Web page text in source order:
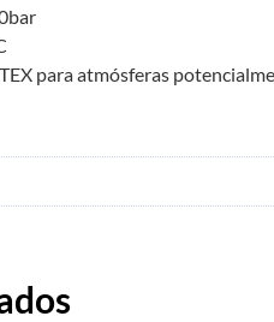
para atmósferas